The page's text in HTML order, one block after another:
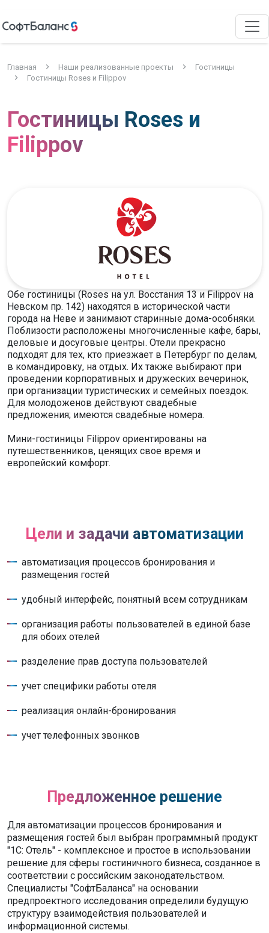
Главная Наши реализованные проекты
Гостиницы
Гостиницы Roses и Filippov
Гостиницы Roses и
Filippov
Обе гостиницы (Roses на ул. Восстания 13 и Filippov на
Невском пр. 142) находятся в исторической части
города на Неве и занимают старинные дома-особняки.
Поблизости расположены многочисленные кафе, бары,
деловые и досуговые центры. Отели прекрасно
подходят для тех, кто приезжает в Петербург по делам,
в командировку, на отдых. Их также выбирают при
проведении корпоративных и дружеских вечеринок,
при организации туристических и семейных поездок.
Для молодоженов действуют свадебные
предложения; имеются свадебные номера.
Мини-гостиницы Filippov ориентированы на
путешественников, ценящих свое время и
европейский комфорт.
Цели и задачи автоматизации
автоматизация процессов бронирования и
размещения гостей
удобный интерфейс, понятный всем сотрудникам
организация работы пользователей в единой базе
для обоих отелей
разделение прав доступа пользователей
учет специфики работы отеля
реализация онлайн-бронирования
учет телефонных звонков
Предложенное решение
Для автоматизации процессов бронирования и
размещения гостей был выбран программный продукт
"1С: Отель" - комплексное и простое в использовании
решение для сферы гостиничного бизнеса, созданное в
соответствии с российским законодательством.
Специалисты "СофтБаланса" на основании
предпроектного исследования определили будущую
структуру взаимодействия пользователей и
информационной системы.